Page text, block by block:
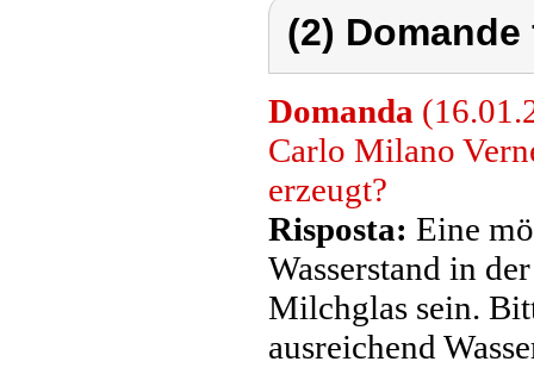
(2)
Domanda
Carlo Milano
erzeugt?
Risposta: Eine
Wasserstand in
Milchglas sein.
ausreichend